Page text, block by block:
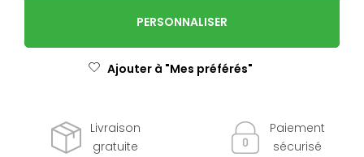
PERSONNALISER
Ajouter à "Mes préférés"
Livraison
gratuite
Paiement
sécurisé